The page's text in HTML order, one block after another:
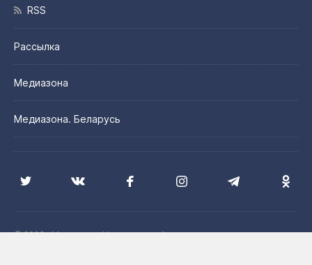
RSS
Рассылка
Медиазона
Медиазона. Беларусь
© 2026 «Медиазона Центральная Азия»